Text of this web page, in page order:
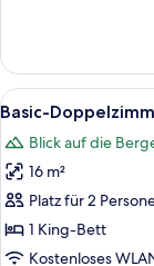
Bed
anzeigen
Double
Room,
1
Bed
Alle
Fotos
für
Basic-
Doppelzimmer,
1 King-
Bett
6
Basic-
Blick auf die
16 m²
Platz für 2
1 King-Bett
Kostenloses